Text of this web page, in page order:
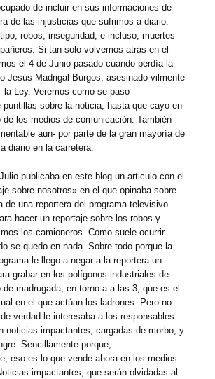
de incluir en sus informaciones de
de las injusticias que sufrimos a diario.
robos, inseguridad, e incluso, muertes
Si tan solo volvemos atrás en el
el 4 de Junio pasado cuando perdía la
Jesús Madrigal Burgos, asesinado vilmente
Ley. Veremos como se paso
puntillas sobre la noticia, hasta que cayo en
de los medios de comunicación. También –
aun- por parte de la gran mayoría de
diario en la carretera.
publicaba en este blog un articulo con el
sobre nosotros» en el que opinaba sobre
de una reportera del programa televisivo
hacer un reportaje sobre los robos y
los camioneros. Como suele ocurrir
se quedo en nada. Sobre todo porque la
le llego a negar a la reportera un
grabar en los polígonos industriales de
de madrugada, en torno a a las 3, que es el
en el que actúan los ladrones. Pero no
verdad le interesaba a los responsables
noticias impactantes, cargadas de morbo, y
Sencillamente porque,
eso es lo que vende ahora en los medios
impactantes, que serán olvidadas al